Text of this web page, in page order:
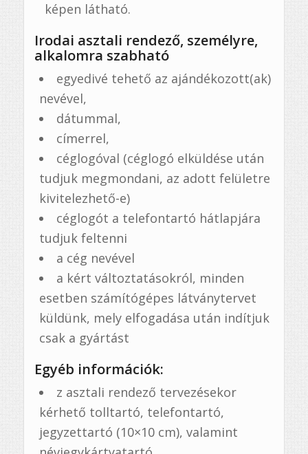
képen látható.
Irodai asztali rendező, személyre,
alkalomra szabható
egyedivé tehető az ajándékozott(ak)
nevével,
dátummal,
címerrel,
céglogóval (céglogó elküldése után
tudjuk megmondani, az adott felületre
kivitelezhető-e)
céglogót a telefontartó hátlapjára
tudjuk feltenni
a cég nevével
a kért változtatásokról, minden
esetben számítógépes látványtervet
küldünk, mely elfogadása után indítjuk
csak a gyártást
Egyéb információk:
z asztali rendező tervezésekor
kérhető tolltartó, telefontartó,
jegyzettartó (10×10 cm), valamint